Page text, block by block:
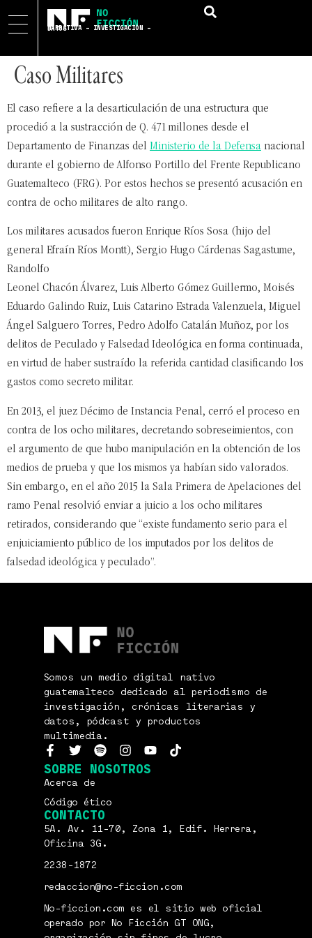
NARRATIVA – INVESTIGACIÓN – DATOS
Caso Militares
El caso refiere a la desarticulación de una estructura que
procedió a la sustracción de Q. 471 millones desde el
Departamento de Finanzas del Ministerio de la Defensa nacional
durante el gobierno de Alfonso Portillo del Frente Republicano
Guatemalteco (FRG). Por estos hechos se presentó acusación en
contra de ocho militares de alto rango.
Los militares acusados fueron Enrique Ríos Sosa (hijo del
general Efraín Ríos Montt), Sergio Hugo Cárdenas Sagastume,
Randolfo
Leonel Chacón Álvarez, Luis Alberto Gómez Guillermo, Moisés
Eduardo Galindo Ruiz, Luis Catarino Estrada Valenzuela, Miguel
Ángel Salguero Torres, Pedro Adolfo Catalán Muñoz, por los
delitos de Peculado y Falsedad Ideológica en forma continuada,
en virtud de haber sustraído la referida cantidad clasificando los
gastos como secreto militar.
En 2013, el juez Décimo de Instancia Penal, cerró el proceso en
contra de los ocho militares, decretando sobreseimientos, con
el argumento de que hubo manipulación en la obtención de los
medios de prueba y que los mismos ya habían sido valorados.
Sin embargo, en el año 2015 la Sala Primera de Apelaciones del
ramo Penal resolvió enviar a juicio a los ocho militares
retirados, considerando que “existe fundamento serio para el
enjuiciamiento público de los imputados por los delitos de
falsedad ideológica y peculado”.
Somos un medio digital nativo
guatemalteco dedicado al periodismo de
investigación, crónicas literarias y
datos, pódcast y productos
multimedia.
SOBRE NOSOTROS
Acerca de
Código ético
CONTACTO
5A. Av. 11-70, Zona 1, Edif. Herrera,
Oficina 3G.
2238-1872
redaccion@no-ficcion.com
No-ficcion.com es el sitio web oficial
operado por No Ficción GT ONG,